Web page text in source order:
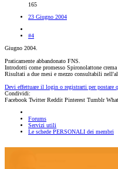
165
23 Giugno 2004
#4
Giugno 2004.
Praticamente abbandonato FNS.
Introdotti come promesso Spironolattone
Risultati a due mesi e mezzo consultabili
Devi effettuare il login o registrarti per postare
Condividi:
Facebook Twitter Reddit Pinterest Tumblr
Forums
Servizi utili
Le schede PERSONALI dei membri